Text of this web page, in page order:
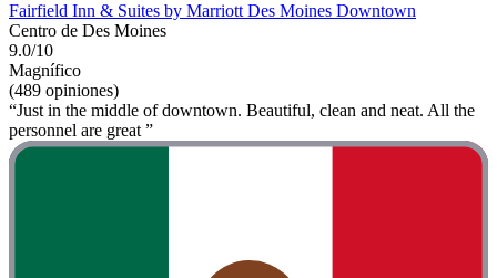
Fairfield Inn & Suites by Marriott Des Moines Downtown
Centro de Des Moines
9.0/10
Magnífico
(489 opiniones)
“Just in the middle of downtown. Beautiful, clean and neat. All the
personnel are great ”